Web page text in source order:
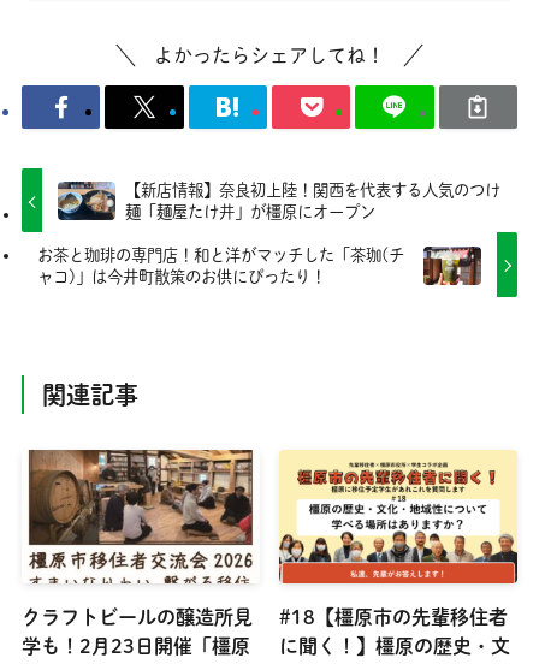
よかったらシェアしてね！
【新店情報】奈良初上陸！関西を代表する人気のつけ
麺「麺屋たけ井」が橿原にオープン
お茶と珈琲の専門店！和と洋がマッチした「茶珈(チ
ャコ)」は今井町散策のお供にぴったり！
関連記事
クラフトビールの醸造所見
学も！2月23日開催「橿原
#18【橿原市の先輩移住者
に聞く！】橿原の歴史・文